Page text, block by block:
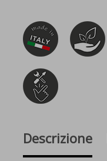
Descrizione